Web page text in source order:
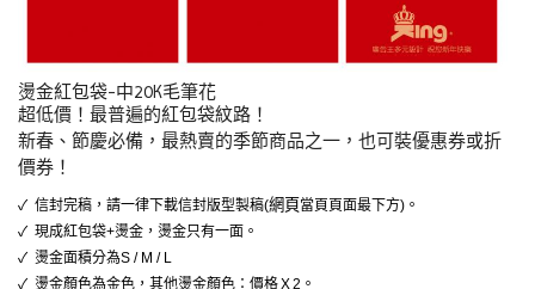
燙金紅包袋-中20K毛筆花
超低價！最普遍的紅包袋紋路！
新春、節慶必備，最熱賣的季節商品之一，也可裝優惠券或折
價券！
✓ 信封完稿，請一律下載信封版型製稿(網頁當頁頁面最下方)。
✓ 現成紅包袋+燙金，燙金只有一面。
✓ 燙金面積分為S / M / L
✓ 燙金顏色為金色，其他燙金顏色：價格Ｘ2。